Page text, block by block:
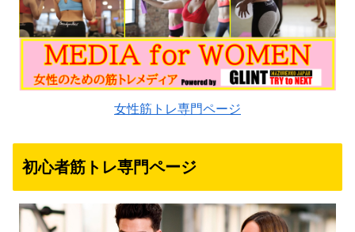
女性筋トレ専門ページ
初心者筋トレ専門ページ